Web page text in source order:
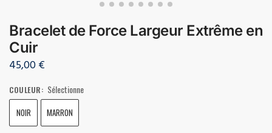
Bracelet de Force Largeur Extrême en
Cuir
45,00€
COULEUR: Sélectionne
NOIR MARRON